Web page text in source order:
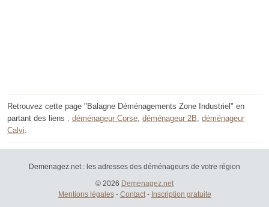
Retrouvez cette page "Balagne Déménagements Zone Industriel" en
partant des liens : déménageur Corse déménageur 2B déménageur
Calvi
Demenagez.net : les adresses des déménageurs de votre région
© 2026 Demenagez.net
Mentions légales- Contact- Inscription gratuite